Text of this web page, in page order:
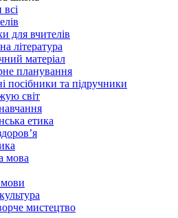
для вчителів
література
матеріал
планування
посібники та підручники
світ
етика
мова
мови
мистецтво